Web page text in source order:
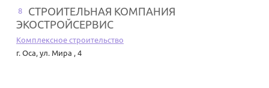
8
СТРОИТЕЛЬНАЯ КОМПАНИЯ
ЭКОСТРОЙСЕРВИС
Комплексное строительство
г. Оса, ул. Мира , 4